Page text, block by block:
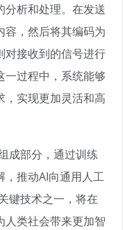
分析和处理。在发送
容，然后将其编码为
对接收到的信号进行
一过程中，系统能够
，实现更加灵活和高
成部分，通过训练
，推动AI向通用人工
键技术之一，将在
人类社会带来更加智